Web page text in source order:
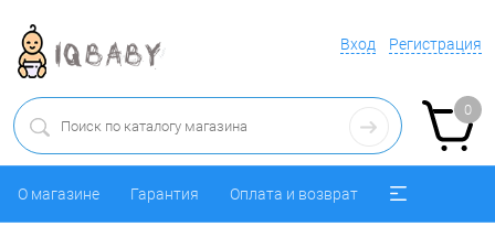
Вход Регистрация
0
О магазине Гарантия Оплата и возврат